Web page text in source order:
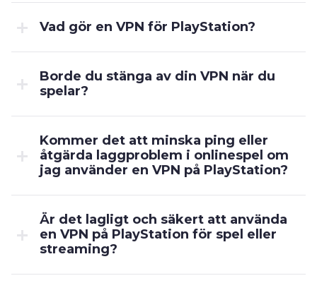
Vad gör en VPN för PlayStation?
Borde du stänga av din VPN när du
spelar?
Kommer det att minska ping eller
åtgärda laggproblem i onlinespel om
jag använder en VPN på PlayStation?
Är det lagligt och säkert att använda
en VPN på PlayStation för spel eller
streaming?